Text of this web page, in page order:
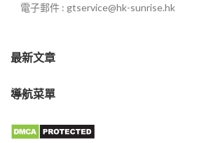
電子郵件 : gtservice@hk-sunrise.hk
最新文章
導航菜單